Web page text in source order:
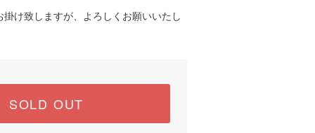
掛け致しますが、よろしくお願いいたし
SOLD OUT